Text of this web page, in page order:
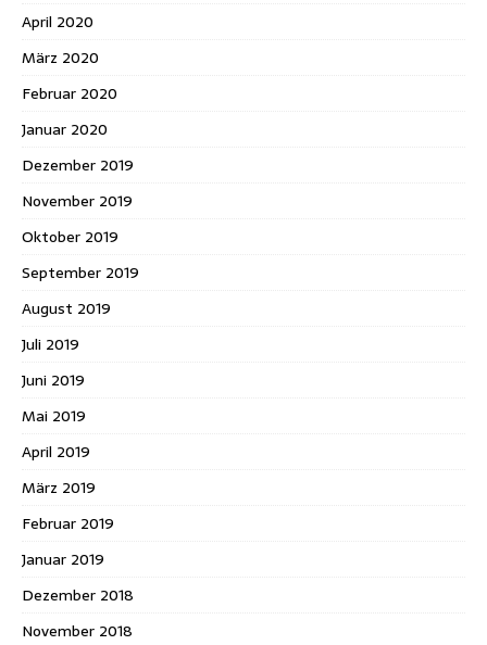
April 2020
März 2020
Februar 2020
Januar 2020
Dezember 2019
November 2019
Oktober 2019
September 2019
August 2019
Juli 2019
Juni 2019
Mai 2019
April 2019
März 2019
Februar 2019
Januar 2019
Dezember 2018
November 2018